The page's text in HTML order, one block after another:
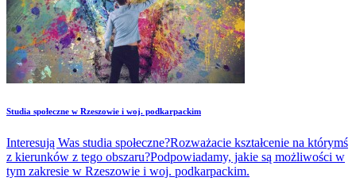
Studia społeczne w Rzeszowie i woj. podkarpackim
Interesują Was studia społeczne?Rozważacie kształcenie na którymś
z kierunków z tego obszaru?Podpowiadamy, jakie są możliwości w
tym zakresie w Rzeszowie i woj. podkarpackim.